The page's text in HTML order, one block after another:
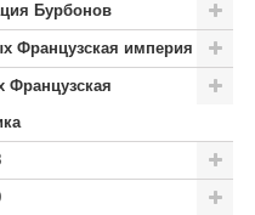
Бурбонов
Французская империя
Французская